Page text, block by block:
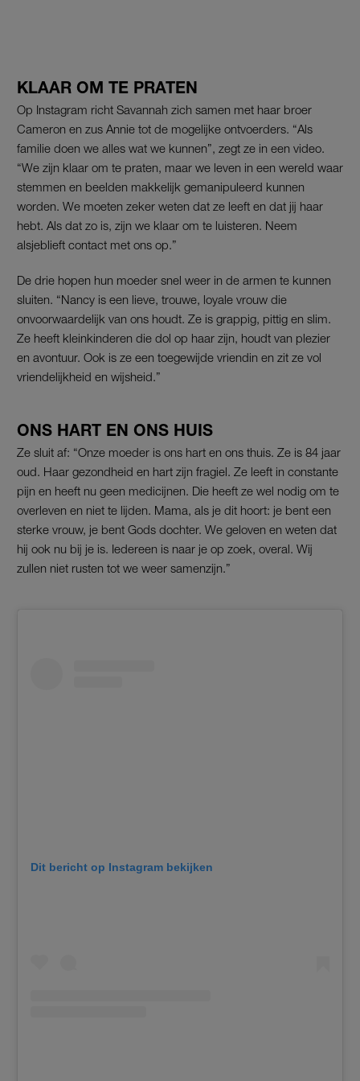
KLAAR OM TE PRATEN
Op Instagram richt Savannah zich samen met haar broer
Cameron en zus Annie tot de mogelijke ontvoerders. “Als
familie doen we alles wat we kunnen”, zegt ze in een video.
“We zijn klaar om te praten, maar we leven in een wereld waar
stemmen en beelden makkelijk gemanipuleerd kunnen
worden. We moeten zeker weten dat ze leeft en dat jij haar
hebt. Als dat zo is, zijn we klaar om te luisteren. Neem
alsjeblieft contact met ons op.”
De drie hopen hun moeder snel weer in de armen te kunnen
sluiten. “Nancy is een lieve, trouwe, loyale vrouw die
onvoorwaardelijk van ons houdt. Ze is grappig, pittig en slim.
Ze heeft kleinkinderen die dol op haar zijn, houdt van plezier
en avontuur. Ook is ze een toegewijde vriendin en zit ze vol
vriendelijkheid en wijsheid.”
ONS HART EN ONS HUIS
Ze sluit af: “Onze moeder is ons hart en ons thuis. Ze is 84 jaar
oud. Haar gezondheid en hart zijn fragiel. Ze leeft in constante
pijn en heeft nu geen medicijnen. Die heeft ze wel nodig om te
overleven en niet te lijden. Mama, als je dit hoort: je bent een
sterke vrouw, je bent Gods dochter. We geloven en weten dat
hij ook nu bij je is. Iedereen is naar je op zoek, overal. Wij
zullen niet rusten tot we weer samenzijn.”
Dit bericht op Instagram bekijken